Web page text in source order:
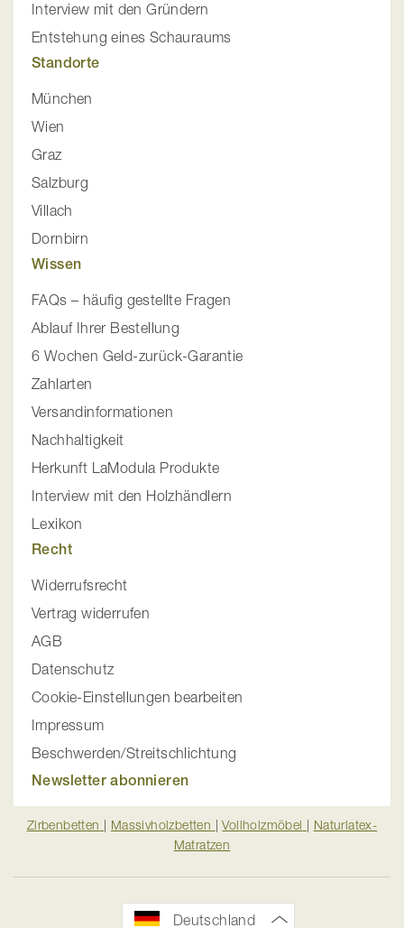
Interview mit den Gründern
Entstehung eines Schauraums
Standorte
München
Wien
Graz
Salzburg
Villach
Dornbirn
Wissen
FAQs – häufig gestellte Fragen
Ablauf Ihrer Bestellung
6 Wochen Geld-zurück-Garantie
Zahlarten
Versandinformationen
Nachhaltigkeit
Herkunft LaModula Produkte
Interview mit den Holzhändlern
Lexikon
Recht
Widerrufsrecht
Vertrag widerrufen
AGB
Datenschutz
Cookie-Einstellungen bearbeiten
Impressum
Beschwerden/Streitschlichtung
Newsletter abonnieren
Zirbenbetten | Massivholzbetten |Vollholzmöbel | Naturlatex-
Matratzen
Deutschland